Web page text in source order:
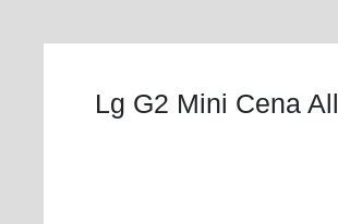
Lg G2 Mini Cena